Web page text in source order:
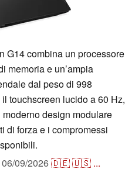
G14 combina un processore
memoria e un’ampia
dal peso di 998
touchscreen lucido a 60 Hz,
design modulare
di forza e i compromessi
06/09/2026🇩🇪🇺🇸 ...